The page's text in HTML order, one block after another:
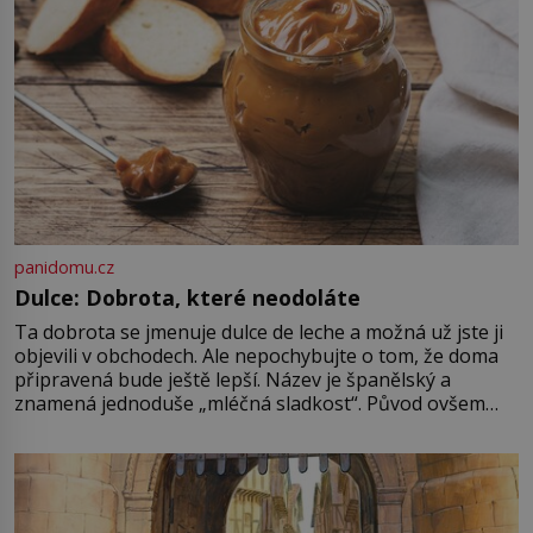
panidomu.cz
Dulce: Dobrota, které neodoláte
Ta dobrota se jmenuje dulce de leche a možná už jste ji
objevili v obchodech. Ale nepochybujte o tom, že doma
připravená bude ještě lepší. Název je španělský a
znamená jednoduše „mléčná sladkost“. Původ ovšem
pře hned několik latinskoamerických zemí a k tomu
Francie, kde se traduje,